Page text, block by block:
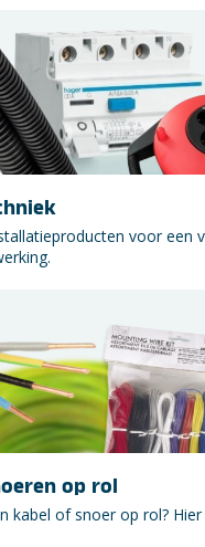
voor een
op rol
kabel of snoer op rol?